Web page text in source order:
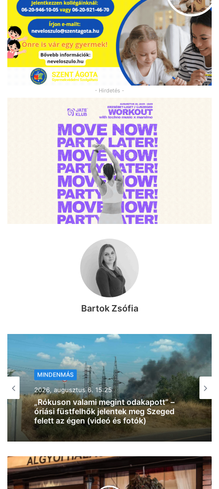
- Hirdetés -
Bartok Zsófia
MINDENMÁS
2026, augusztus 6. 14:41
Forgalmi zavar történt Szegeden, két
tram-train nem közlekedik, késések
várhatók